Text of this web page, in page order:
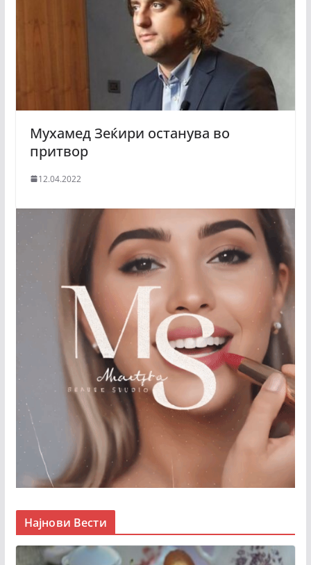
Мухамед Зеќири останува во
притвор
12.04.2022
Најнови Вести